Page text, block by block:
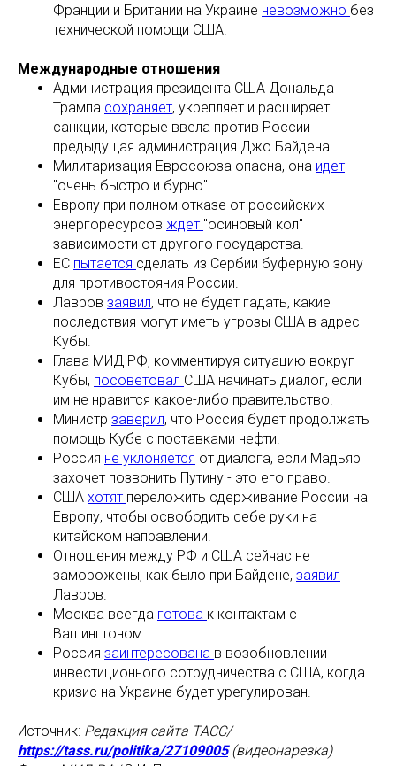
Франции и Британии на Украине невозможно без
технической помощи США.
Международные отношения
Администрация президента США Дональда
Трампа сохраняет, укрепляет и расширяет
санкции, которые ввела против России
предыдущая администрация Джо Байдена.
Милитаризация Евросоюза опасна, она идет
"очень быстро и бурно".
Европу при полном отказе от российских
энергоресурсов ждет "осиновый кол"
зависимости от другого государства.
ЕС пытается сделать из Сербии буферную зону
для противостояния России.
Лавров заявил, что не будет гадать, какие
последствия могут иметь угрозы США в адрес
Кубы.
Глава МИД РФ, комментируя ситуацию вокруг
Кубы, посоветовал США начинать диалог, если
им не нравится какое-либо правительство.
Министр заверил, что Россия будет продолжать
помощь Кубе с поставками нефти.
Россия не уклоняется от диалога, если Мадьяр
захочет позвонить Путину - это его право.
США хотят переложить сдерживание России на
Европу, чтобы освободить себе руки на
китайском направлении.
Отношения между РФ и США сейчас не
заморожены, как было при Байдене, заявил
Лавров.
Москва всегда готова к контактам с
Вашингтоном.
Россия заинтересована в возобновлении
инвестиционного сотрудничества с США, когда
кризис на Украине будет урегулирован.
Источник: Редакция сайта ТАСС/
https://tass.ru/politika/27109005 (видеонарезка)